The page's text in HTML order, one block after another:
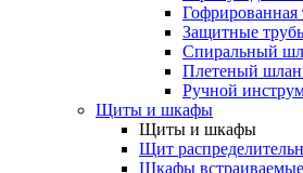
Гофрированная
Защитные
Спиральный
Плетеный
Ручной
Щиты и шкафы
Щиты и шкафы
Щит
Шкафы встраиваемые